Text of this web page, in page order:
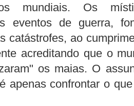
mundiais. Os
eventos de guerra,
catástrofes, ao
acreditando que o
os maias. O
apenas confrontar o